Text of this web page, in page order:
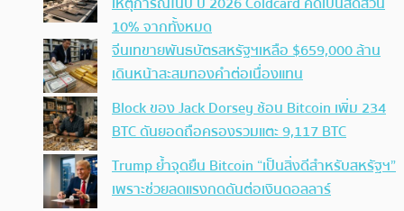
10% จากทั้งหมด
จีนเทขายพันธบัตรสหรัฐฯเหลือ $659,000 ล้าน
เดินหน้าสะสมทองคำต่อเนื่องแทน
Block ของ Jack Dorsey ช้อน Bitcoin เพิ่ม 234
BTC ดันยอดถือครองรวมแตะ 9,117 BTC
Trump ย้ำจุดยืน Bitcoin “เป็นสิ่งดีสำหรับสหรัฐฯ”
เพราะช่วยลดแรงกดดันต่อเงินดอลลาร์